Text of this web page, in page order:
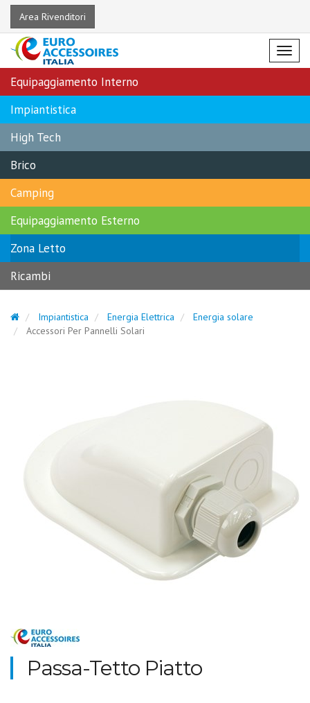
Area Rivenditori
Menu
Equipaggiamento Interno
Impiantistica
High Tech
Brico
Camping
Equipaggiamento Esterno
Zona Letto
Ricambi
Impiantistica Energia Elettrica
Energia solare
Accessori Per Pannelli Solari
Passa-Tetto Piatto